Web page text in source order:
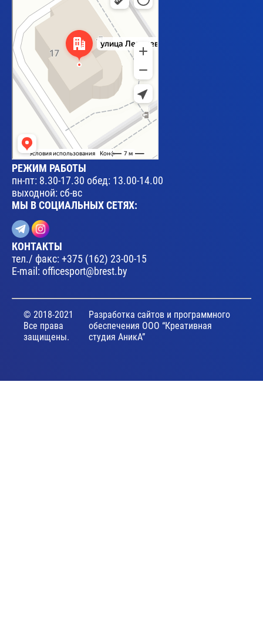
РЕЖИМ РАБОТЫ
пн-пт: 8.30-17.30 обед: 13.00-14.00
выходной: сб-вс
МЫ В СОЦИАЛЬНЫХ СЕТЯХ:
КОНТАКТЫ
тел./ факс: +375 (162) 23-00-15
E-mail: officesport@brest.by
© 2018-2021
Все права
защищены.
Разработка сайтов и программного
обеспечения ООО “Креативная
студия АникА”